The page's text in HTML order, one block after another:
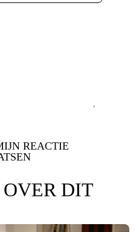
REACTIE
DIT